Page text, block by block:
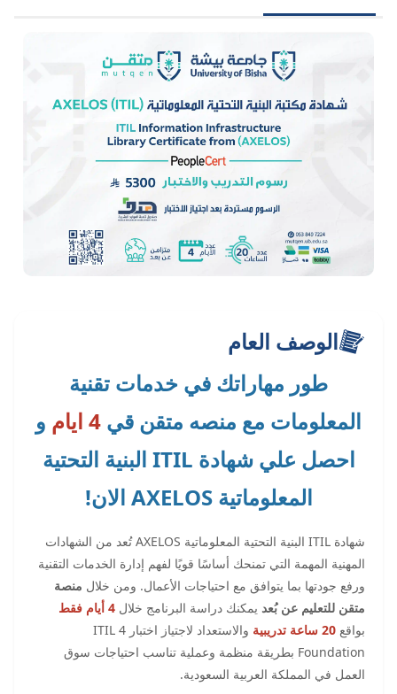
الوصف العام
طور مهاراتك في خدمات تقنية
المعلومات مع منصه متقن قي 4 ايام
و
احصل علي شهادة ITIL البنية التحتية
المعلوماتية AXELOS الان!
شهادة ITIL البنية التحتية المعلوماتية AXELOS تُعد من الشهادات
المهنية المهمة التي تمنحك أساسًا قويًا لفهم إدارة الخدمات التقنية
ورفع جودتها بما يتوافق مع احتياجات الأعمال. ومن خلال منصة
متقن للتعليم عن بُعد يمكنك دراسة البرنامج خلال 4 أيام فقط
بواقع 20 ساعة تدريبية
والاستعداد لاجتياز اختبار ITIL 4
Foundation بطريقة منظمة وعملية تناسب احتياجات سوق
العمل في المملكة العربية السعودية.